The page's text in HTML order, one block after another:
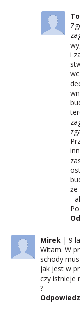
i
że
-
Mirek
9
Witam. W
schody
jak jest w
czy istnieje
?
Odpowiedz